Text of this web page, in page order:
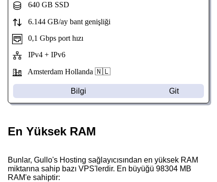
640 GB SSD
6.144 GB/ay bant genişliği
0,1 Gbps port hızı
IPv4 + IPv6
Amsterdam Hollanda 🇳🇱
Bilgi Git
En Yüksek RAM
Bunlar, Gullo's Hosting sağlayıcısından en yüksek RAM
miktarına sahip bazı VPS'lerdir. En büyüğü 98304 MB
RAM'e sahiptir: